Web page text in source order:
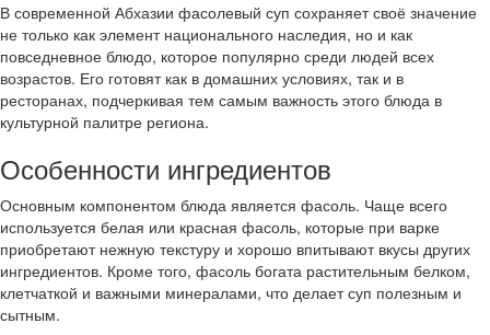
В современной Абхазии фасолевый суп сохраняет своё значение
не только как элемент национального наследия, но и как
повседневное блюдо, которое популярно среди людей всех
возрастов. Его готовят как в домашних условиях, так и в
ресторанах, подчеркивая тем самым важность этого блюда в
культурной палитре региона.
Особенности ингредиентов
Основным компонентом блюда является фасоль. Чаще всего
используется белая или красная фасоль, которые при варке
приобретают нежную текстуру и хорошо впитывают вкусы других
ингредиентов. Кроме того, фасоль богата растительным белком,
клетчаткой и важными минералами, что делает суп полезным и
сытным.